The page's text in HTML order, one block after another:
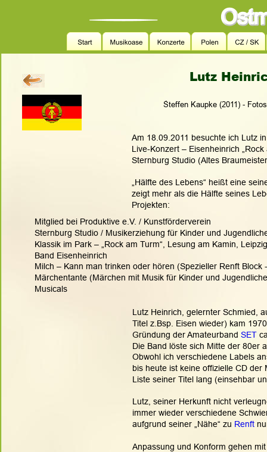
Lutz
Steffen Kaupke (2011) -
.
Am 18.09.2011 besuchte ich Lutz
Live-Konzert – Eisenheinrich
Sternburg Studio (Altes
„Hälfte des Lebens“ heißt eine
zeigt mehr als die Hälfte seines
Projekten:
Mitglied bei Produktive e.V. / Kunstförderverein
Sternburg Studio / Musikerziehung für Kinder und
Klassik im Park – „Rock am Turm“, Lesung am Kamin,
Band Eisenheinrich
Milch – Kann man trinken oder hören (Spezieller Renft Block
Märchentante (Märchen mit Musik für Kinder und
Musicals
Lutz Heinrich, gelernter Schmied,
Titel z.Bsp. Eisen wieder) kam
Gründung der Amateurband SET
Die Band löste sich Mitte der 80er
Obwohl ich verschiedene Labels
bis heute ist keine offizielle CD
Liste seiner Titel lang (einsehbar
Lutz, seiner Herkunft nicht
immer wieder verschiedene
aufgrund seiner „Nähe“ zu Renft
Anpassung und Konform gehen